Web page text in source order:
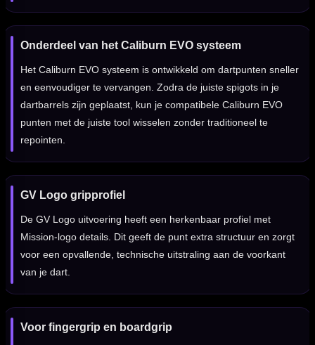
Onderdeel van het Caliburn EVO systeem
Het Caliburn EVO systeem is ontwikkeld om dartpunten sneller
en eenvoudiger te vervangen. Zodra de juiste spigots in je
dartbarrels zijn geplaatst, kun je compatibele Caliburn EVO
punten met de juiste tool wisselen zonder traditioneel te
repointen.
GV Logo gripprofiel
De GV Logo uitvoering heeft een herkenbaar profiel met
Mission-logo details. Dit geeft de punt extra structuur en zorgt
voor een opvallende, technische uitstraling aan de voorkant
van je dart.
Voor fingergrip en boardgrip